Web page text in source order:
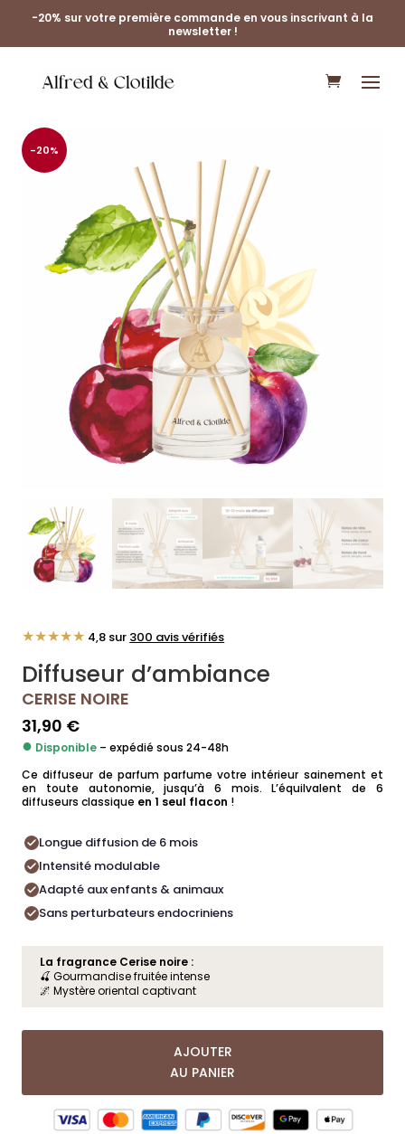
-20% sur votre première commande en vous inscrivant à la
newsletter !
-20%
★★★★★ 4,8 sur 300 avis vérifiés
Diffuseur d’ambiance
CERISE NOIRE
31,90 €
● Disponible – expédié sous 24-48h
Ce diffuseur de parfum parfume votre intérieur sainement et
en toute autonomie, jusqu’à 6 mois. L’équilvalent de 6
diffuseurs classique en 1 seul flacon !
Longue diffusion de 6 mois
Intensité modulable
Adapté aux enfants & animaux
Sans perturbateurs endocriniens
La fragrance Cerise noire :
🍒 Gourmandise fruitée intense
🌌 Mystère oriental captivant
AJOUTER
AU PANIER